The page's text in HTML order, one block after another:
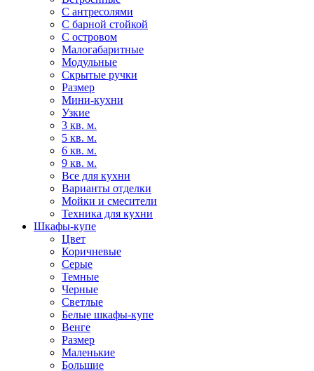
С антресолями
С барной стойкой
С островом
Малогабаритные
Модульные
Скрытые ручки
Размер
Мини-кухни
Узкие
3 кв. м.
5 кв. м.
6 кв. м.
9 кв. м.
Все для кухни
Варианты отделки
Мойки и смесители
Техника для кухни
Шкафы-купе
Цвет
Коричневые
Серые
Темные
Черные
Светлые
Белые шкафы-купе
Венге
Размер
Маленькие
Большие